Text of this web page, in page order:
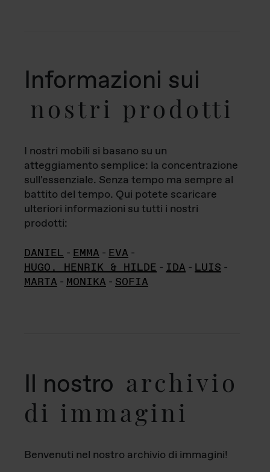
Informazioni sui
nostri prodotti
I nostri mobili si basano su un
atteggiamento semplice: la concentrazione
sull'essenziale. Senza tempo ma sempre al
battito del tempo. Qui potete scaricare
ulteriori informazioni su tutti i nostri
prodotti:
DANIEL - EMMA - EVA -
HUGO, HENRIK & HILDE - IDA - LUIS -
MARTA - MONIKA - SOFIA
Il nostro archivio
di immagini
Benvenuti nel nostro archivio di immagini!